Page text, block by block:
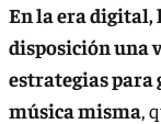
En la era
disposición una
estrategias para
música misma,